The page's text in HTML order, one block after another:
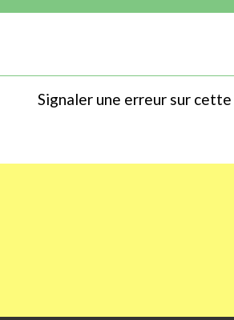
Signaler une erreur sur cette